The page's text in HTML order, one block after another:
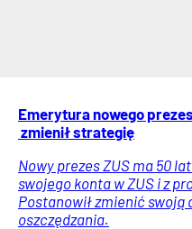
Emerytura nowego
zmienił strategię
Nowy prezes ZUS ma 50
swojego konta w ZUS i z
Postanowił zmienić
oszczędzania.